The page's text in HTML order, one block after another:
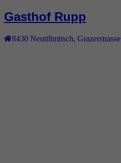
Gasthof Rupp
8430 Neutillmitsch Grazerstrasse